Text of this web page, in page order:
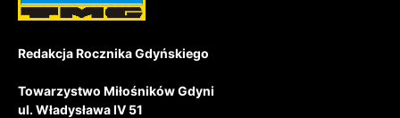
Redakcja Rocznika Gdyńskiego
Towarzystwo Miłośników Gdyni
ul. Władysława IV 51